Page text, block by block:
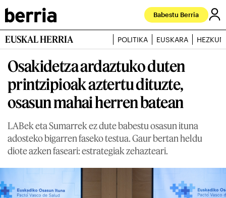
Babestu Berria
EUSKAL HERRIA POLITIKA EUSKARA
Osakidetza ardaztuko duten
printzipioak aztertu dituzte,
osasun mahai herren batean
LABek eta Sumarrek ez dute babestu osasun ituna
adosteko bigarren faseko testua. Gaur bertan heldu
diote azken faseari: estrategiak zehazteari.